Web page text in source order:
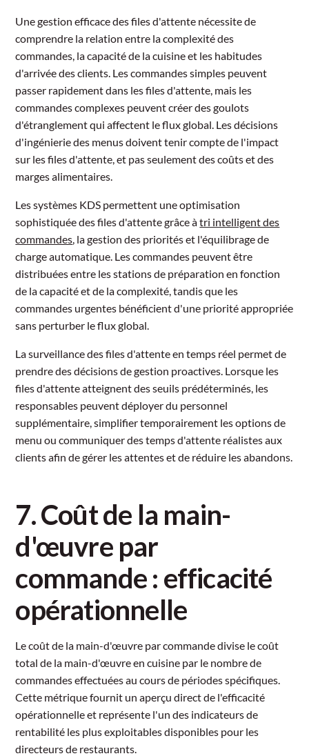
Une gestion efficace des files d'attente nécessite de
comprendre la relation entre la complexité des
commandes, la capacité de la cuisine et les habitudes
d'arrivée des clients. Les commandes simples peuvent
passer rapidement dans les files d'attente, mais les
commandes complexes peuvent créer des goulots
d'étranglement qui affectent le flux global. Les décisions
d'ingénierie des menus doivent tenir compte de l'impact
sur les files d'attente, et pas seulement des coûts et des
marges alimentaires.
Les systèmes KDS permettent une optimisation
sophistiquée des files d'attente grâce àtri intelligent des
commandes , la gestion des priorités et l'équilibrage de
charge automatique. Les commandes peuvent être
distribuées entre les stations de préparation en fonction
de la capacité et de la complexité, tandis que les
commandes urgentes bénéficient d'une priorité appropriée
sans perturber le flux global.
La surveillance des files d'attente en temps réel permet de
prendre des décisions de gestion proactives. Lorsque les
files d'attente atteignent des seuils prédéterminés, les
responsables peuvent déployer du personnel
supplémentaire, simplifier temporairement les options de
menu ou communiquer des temps d'attente réalistes aux
clients afin de gérer les attentes et de réduire les abandons.
7. Coût de la main-
d'œuvre par
commande : efficacité
opérationnelle
Le coût de la main-d'œuvre par commande divise le coût
total de la main-d'œuvre en cuisine par le nombre de
commandes effectuées au cours de périodes spécifiques.
Cette métrique fournit un aperçu direct de l'efficacité
opérationnelle et représente l'un des indicateurs de
rentabilité les plus exploitables disponibles pour les
directeurs de restaurants.